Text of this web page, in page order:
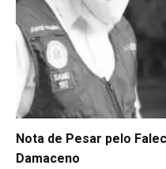
Nota de Pesar pelo
Damaceno